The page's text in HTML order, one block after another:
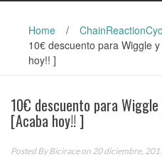
Home /
10€ descuento para Wiggle
hoy!! ]
10€ descuento para Wiggle
[Acaba hoy!! ]
Posted ByBiciraceon 20 diciembre,